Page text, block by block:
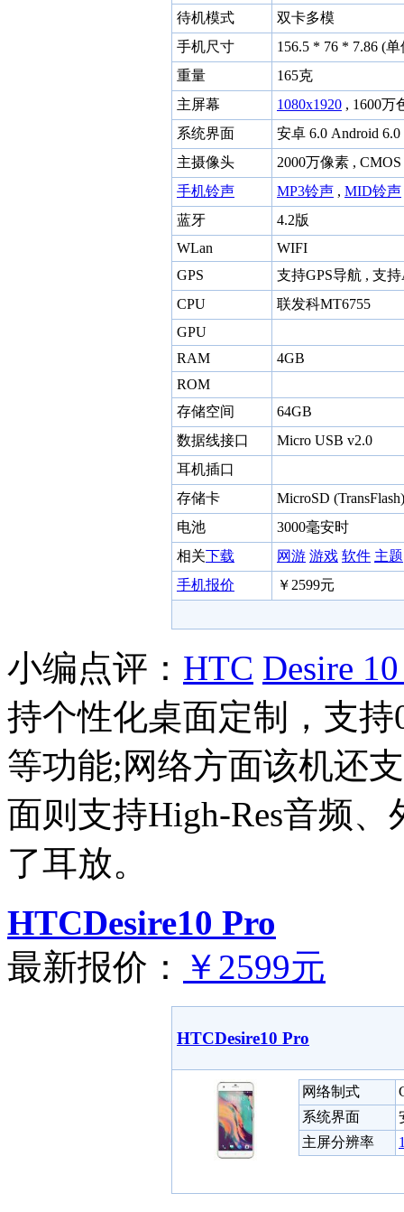
待机模式
双卡多模
手机尺寸
156.5 * 76 * 7.86 (单
重量
165克
主屏幕
1080x1920 , 1600万
系统界面
安卓 6.0 Android 6.0
主摄像头
2000万像素 ,
手机铃声
MP3铃声 , MID铃声
蓝牙
4.2版
WLan
WIFI
GPS
支持GPS导航 , 支
CPU
联发科MT6755
GPU
RAM
4GB
ROM
存储空间
64GB
数据线接口
Micro USB v2.0
耳机插口
存储卡
MicroSD
电池
3000毫安时
相关下载 网游 游戏 软件 主题
手机报价
￥2599元
小编点评： HTC Desire
持个性化桌面定制，支
等功能;网络方面该机还
面则支持High-Res音频
了耳放。
HTCDesire10 Pro
最新报价：
￥2599元
HTCDesire10 Pro
网络制式
系统界面
主屏分辨率